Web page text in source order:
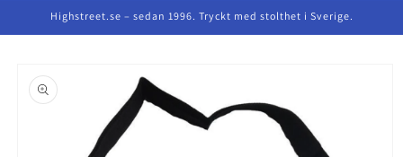
Highstreet.se – sedan 1996. Tryckt med stolthet i Sverige.
product
information